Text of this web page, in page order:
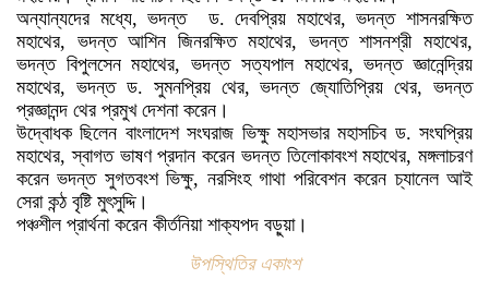
অন্যান্যদের মধ্যে, ভদন্ত ড. দেবপ্রিয় মহাথের, ভদন্ত শাসনরক্ষিত
মহাথের, ভদন্ত আশিন জিনরক্ষিত মহাথের, ভদন্ত শাসনশ্রী মহাথের,
ভদন্ত বিপুলসেন মহাথের, ভদন্ত সত্যপাল মহাথের, ভদন্ত জ্ঞানেন্দ্রিয়
মহাথের, ভদন্ত ড. সুমনপ্রিয় থের, ভদন্ত জ্যোতিপ্রিয় থের, ভদন্ত
প্রজ্ঞানন্দ থের প্রমুখ দেশনা করেন।
উদ্বোধক ছিলেন বাংলাদেশ সংঘরাজ ভিক্ষু মহাসভার মহাসচিব ড. সংঘপ্রিয়
মহাথের, স্বাগত ভাষণ প্রদান করেন ভদন্ত তিলোকাবংশ মহাথের, মঙ্গলাচরণ
করেন ভদন্ত সুগতবংশ ভিক্ষু, নরসিংহ গাথা পরিবেশন করেন চ্যানেল আই
সেরা কন্ঠ বৃষ্টি মুৎসুদ্দি।
পঞ্চশীল প্রার্থনা করেন কীর্তনিয়া শাক্যপদ বড়ুয়া।
উপস্থিতির একাংশ